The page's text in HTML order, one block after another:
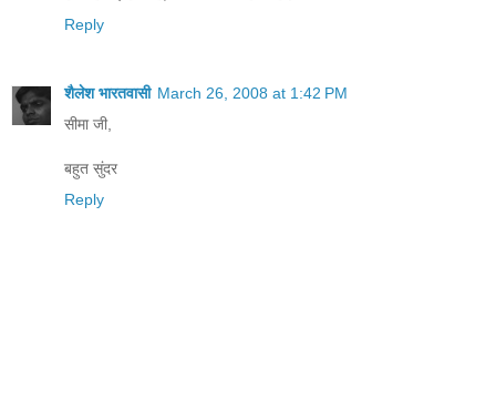
Reply
शैलेश भारतवासी March 26, 2008 at 1:42 PM
सीमा जी,
बहुत सुंदर
Reply